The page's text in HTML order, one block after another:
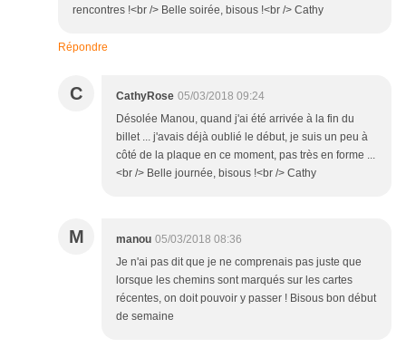
rencontres !<br /> Belle soirée, bisous !<br /> Cathy
Répondre
C CathyRose 05/03/2018 09:24
Désolée Manou, quand j'ai été arrivée à la fin du
billet ... j'avais déjà oublié le début, je suis un peu à
côté de la plaque en ce moment, pas très en forme ...
<br /> Belle journée, bisous !<br /> Cathy
M manou 05/03/2018 08:36
Je n'ai pas dit que je ne comprenais pas juste que
lorsque les chemins sont marqués sur les cartes
récentes, on doit pouvoir y passer ! Bisous bon début
de semaine